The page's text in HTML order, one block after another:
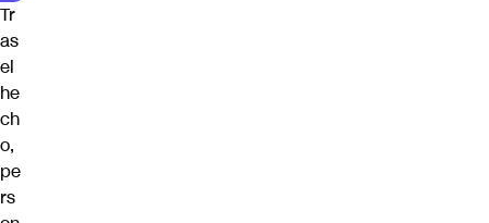
Tr
as
el
he
ch
o,
pe
rs